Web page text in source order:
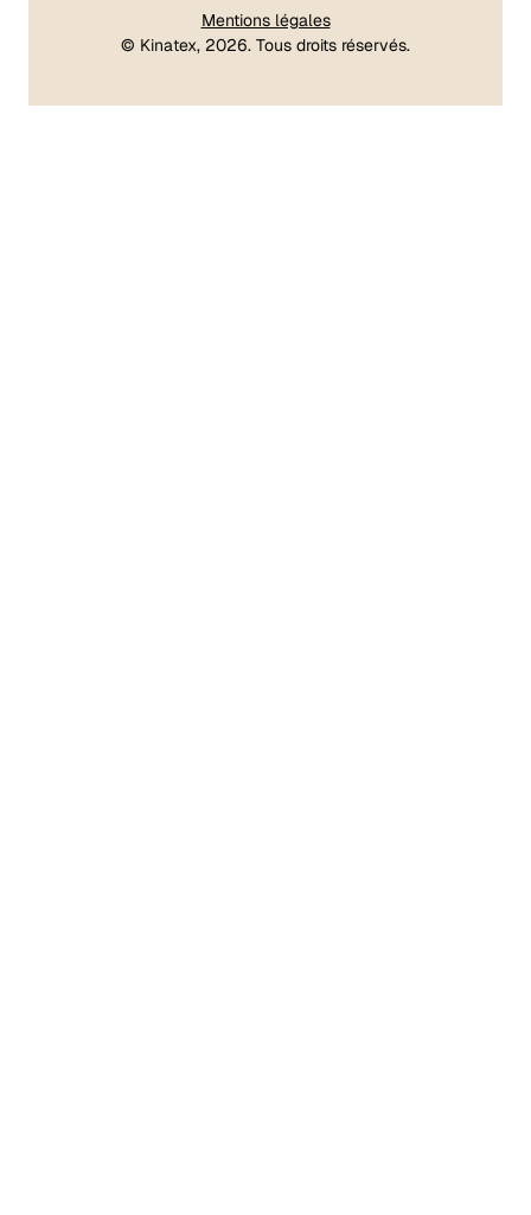
Mentions légales
© Kinatex, 2026. Tous droits réservés.